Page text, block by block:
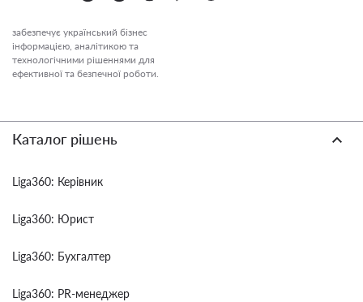
забезпечує український бізнес
інформацією, аналітикою та
технологічними рішеннями для
ефективної та безпечної роботи.
Каталог рішень
Liga360: Керівник
Liga360: Юрист
Liga360: Бухгалтер
Liga360: PR-менеджер